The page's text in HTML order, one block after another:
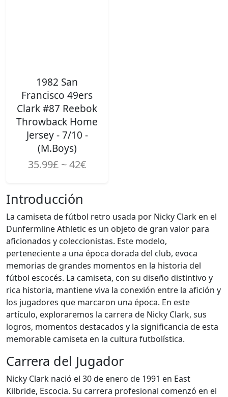
1982 San
Francisco 49ers
Clark #87 Reebok
Throwback Home
Jersey - 7/10 -
(M.Boys)
35.99£ ~ 42€
Introducción
La camiseta de fútbol retro usada por Nicky Clark en el
Dunfermline Athletic es un objeto de gran valor para
aficionados y coleccionistas. Este modelo,
perteneciente a una época dorada del club, evoca
memorias de grandes momentos en la historia del
fútbol escocés. La camiseta, con su diseño distintivo y
rica historia, mantiene viva la conexión entre la afición y
los jugadores que marcaron una época. En este
artículo, exploraremos la carrera de Nicky Clark, sus
logros, momentos destacados y la significancia de esta
memorable camiseta en la cultura futbolística.
Carrera del Jugador
Nicky Clark nació el 30 de enero de 1991 en East
Kilbride, Escocia. Su carrera profesional comenzó en el